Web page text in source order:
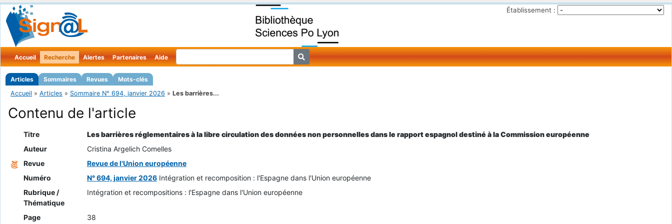
Établissement :
Accueil Recherche
Articles Sommaires Revues Mots-clés
Alertes Partenaires Aide
Accueil » Articles » Sommaire N° 694, janvier 2026 » Les barrières...
Contenu de l'article
Titre
Les barrières réglementaires à la libre circulation des données non personnelles dans le rapport espagnol destiné à la Commission européenne
Auteur
Cristina Argelich Comelles
Revue
Revue de l'Union européenne
Numéro
N° 694, janvier 2026 Intégration et recomposition : l'Espagne dans l'Union européenne
Rubrique /
Thématique
Intégration et recompositions : l'Espagne dans l'Union européenne
Page 38